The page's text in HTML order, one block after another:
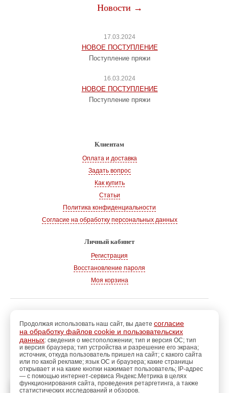
Новости →
17.03.2024
НОВОЕ ПОСТУПЛЕНИЕ
Поступление пряжи
16.03.2024
НОВОЕ ПОСТУПЛЕНИЕ
Поступление пряжи
Клиентам
Оплата и доставка
Задать вопрос
Как купить
Статьи
Политика конфиденциальности
Согласие на обработку персональных данных
Личный кабинет
Регистрация
Восстановление пароля
Моя корзина
г. Волгодонск
Адрес: 347360, Ростовская обл., г. Волгодонск
Тел.: +7 928 102-83-75
E-mail: info@magazin-rukodelia.ru
Звонки принимаются ежедневно
с 09-00 до 21-00
Продолжая использовать наш сайт, вы даете согласие
на обработку файлов cookie и пользовательских
данных: сведения о местоположении; тип и версия ОС; тип
и версия браузера; тип устройства и разрешение его экрана;
источник, откуда пользователь пришел на сайт; с какого сайта
или по какой рекламе; язык ОС и браузера; какие страницы
открывает и на какие кнопки нажимает пользователь; IP-адрес
— с помощью интернет-сервиса Яндекс.Метрика в целях
функционирования сайта, проведения ретаргетинга, а также
статистических исследований и обзоров.